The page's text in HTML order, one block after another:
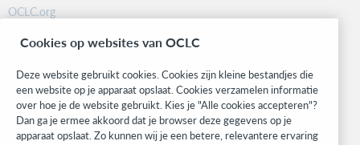
OCLC.org
Community
Research
WebJunction
Developer Network
Cookies op websites van OCLC
Deze website gebruikt cookies. Cookies zijn kleine bestandjes die
een website op je apparaat opslaat. Cookies verzamelen informatie
over hoe je de website gebruikt. Kies je "Alle cookies accepteren"?
Dan ga je ermee akkoord dat je browser deze gegevens op je
apparaat opslaat. Zo kunnen wij je een betere, relevantere ervaring